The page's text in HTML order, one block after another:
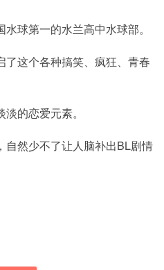
球第一的水兰高中水球部。
这个各种搞笑、疯狂、青春
的恋爱元素。
自然少不了让人脑补出BL剧情